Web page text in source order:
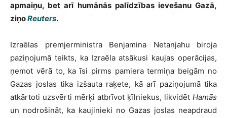
apmaiņu, bet arī humānās palīdzības ievešanu Gazā,
ziņoReuters.
Izraēlas premjerministra Benjamina Netanjahu biroja
paziņojumā teikts, ka Izraēla atsākusi kaujas operācijas,
ņemot vērā to, ka īsi pirms pamiera termiņa beigām no
Gazas joslas tika izšauta raķete, kā arī paziņojumā tika
atkārtoti uzsvērti mērķi atbrīvot ķīlniekus, likvidēt Hamās
un nodrošināt, ka kaujinieki no Gazas joslas neapdraud